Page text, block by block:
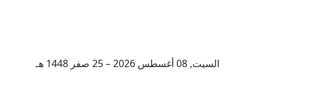
السبت, 08 أغسطس 2026 – 25 صفر 1448 هـ